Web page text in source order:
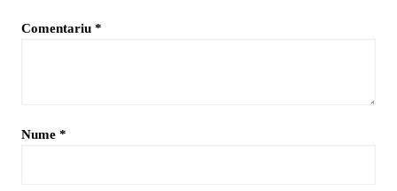
Comentariu *
Nume *